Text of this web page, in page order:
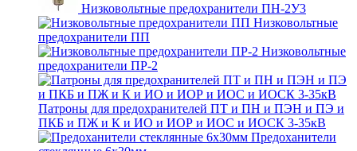
Низковольтные предохранители ПН-2У3
Низковольтные
предохранители ПП
Низковольтные
предохранители ПР-2
Патроны для предохранителей ПТ и ПН и ПЭН и ПЭ и
ПКБ и ПЖ и К и ИО и ИОР и ИОС и ИОСК 3-35кВ
Предоханители